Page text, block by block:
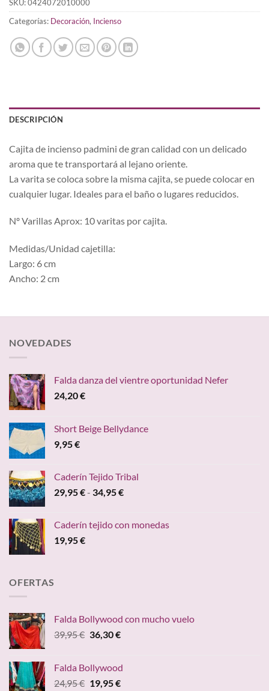
SKU:0424072010000
Categorías: Decoración, Incienso
DESCRIPCIÓN
Cajita de incienso padmini de gran calidad con un delicado
aroma que te transportará al lejano oriente.
La varita se coloca sobre la misma cajita, se puede colocar en
cualquier lugar. Ideales para el baño o lugares reducidos.
Nº Varillas Aprox: 10 varitas por cajita.
Medidas/Unidad cajetilla:
Largo: 6 cm
Ancho: 2 cm
NOVEDADES
Falda danza del vientre oportunidad Nefer
24,20€
Short Beige Bellydance
9,95€
Caderín Tejido Tribal
29,95€- 34,95€Rango
desde
Caderín tejido con monedas
19,95€
OFERTAS
Falda Bollywood con mucho vuelo
39,95€ El
era:
39,95 €.
36,30€El
es:
36,30 €.
Falda Bollywood
24,95€ El
19,95€El